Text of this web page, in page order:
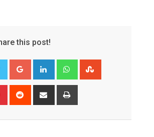
this post!
Google+ LinkedIn Whatsapp
Pinterest Reddit
Share